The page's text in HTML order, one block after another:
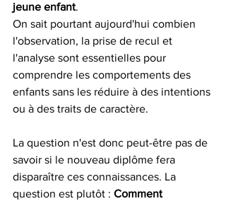
jeune enfant.
On sait pourtant aujourd'hui combien
l'observation, la prise de recul et
l'analyse sont essentielles pour
comprendre les comportements des
enfants sans les réduire à des intentions
ou à des traits de caractère.
La question n'est donc peut-être pas de
savoir si le nouveau diplôme fera
disparaître ces connaissances. La
question est plutôt : Comment